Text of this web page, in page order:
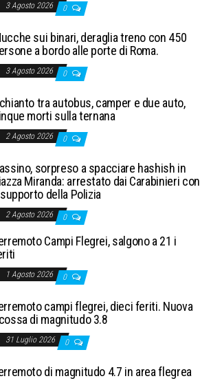
3 Agosto 2026 0
sui binari, deraglia treno con 450
a bordo alle porte di Roma.
3 Agosto 2026 0
tra autobus, camper e due auto,
morti sulla ternana
2 Agosto 2026 0
sorpreso a spacciare hashish in
Miranda: arrestato dai Carabinieri con
della Polizia
2 Agosto 2026 0
Campi Flegrei, salgono a 21 i
1 Agosto 2026 0
campi flegrei, dieci feriti. Nuova
di magnitudo 3.8
31 Luglio 2026 0
di magnitudo 4.7 in area flegrea